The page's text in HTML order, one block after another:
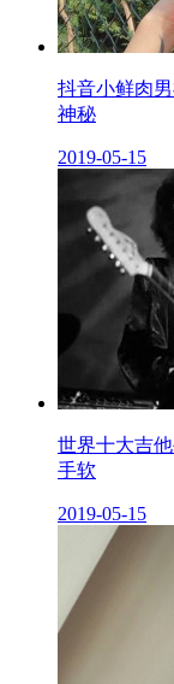
抖音小鲜肉
神秘
2019-05-15
世界十大吉
手软
2019-05-15